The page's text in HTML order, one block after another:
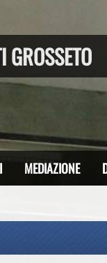
GROSSETO
MEDIAZIONE